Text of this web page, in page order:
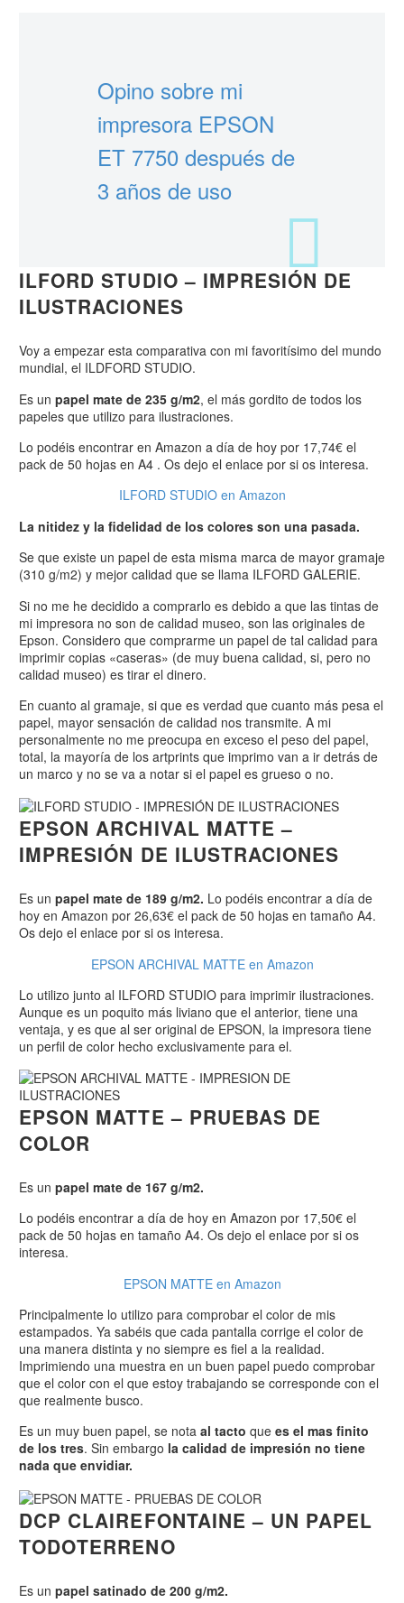
Opino sobre mi
impresora EPSON
ET 7750 después de
3 años de uso
ILFORD STUDIO – IMPRESIÓN DE
ILUSTRACIONES
Voy a empezar esta comparativa con mi favoritísimo del mundo
mundial, el ILDFORD STUDIO.
Es un papel mate de 235 g/m2, el más gordito de todos los
papeles que utilizo para ilustraciones.
Lo podéis encontrar en Amazon a día de hoy por 17,74€ el
pack de 50 hojas en A4 . Os dejo el enlace por si os interesa.
ILFORD STUDIO en Amazon
La nitidez y la fidelidad de los colores son una pasada.
Se que existe un papel de esta misma marca de mayor gramaje
(310 g/m2) y mejor calidad que se llama ILFORD GALERIE.
Si no me he decidido a comprarlo es debido a que las tintas de
mi impresora no son de calidad museo, son las originales de
Epson. Considero que comprarme un papel de tal calidad para
imprimir copias «caseras» (de muy buena calidad, si, pero no
calidad museo) es tirar el dinero.
En cuanto al gramaje, si que es verdad que cuanto más pesa el
papel, mayor sensación de calidad nos transmite. A mi
personalmente no me preocupa en exceso el peso del papel,
total, la mayoría de los artprints que imprimo van a ir detrás de
un marco y no se va a notar si el papel es grueso o no.
EPSON ARCHIVAL MATTE –
IMPRESIÓN DE ILUSTRACIONES
Es un papel mate de 189 g/m2. Lo podéis encontrar a día de
hoy en Amazon por 26,63€ el pack de 50 hojas en tamaño A4.
Os dejo el enlace por si os interesa.
EPSON ARCHIVAL MATTE en Amazon
Lo utilizo junto al ILFORD STUDIO para imprimir ilustraciones.
Aunque es un poquito más liviano que el anterior, tiene una
ventaja, y es que al ser original de EPSON, la impresora tiene
un perfil de color hecho exclusivamente para el.
EPSON MATTE – PRUEBAS DE
COLOR
Es un papel mate de 167 g/m2.
Lo podéis encontrar a día de hoy en Amazon por 17,50€ el
pack de 50 hojas en tamaño A4. Os dejo el enlace por si os
interesa.
EPSON MATTE en Amazon
Principalmente lo utilizo para comprobar el color de mis
estampados. Ya sabéis que cada pantalla corrige el color de
una manera distinta y no siempre es fiel a la realidad.
Imprimiendo una muestra en un buen papel puedo comprobar
que el color con el que estoy trabajando se corresponde con el
que realmente busco.
Es un muy buen papel, se nota al tacto que es el mas finito
de los tres. Sin embargo la calidad de impresión no tiene
nada que envidiar.
DCP CLAIREFONTAINE – UN PAPEL
TODOTERRENO
Es un papel satinado de 200 g/m2.